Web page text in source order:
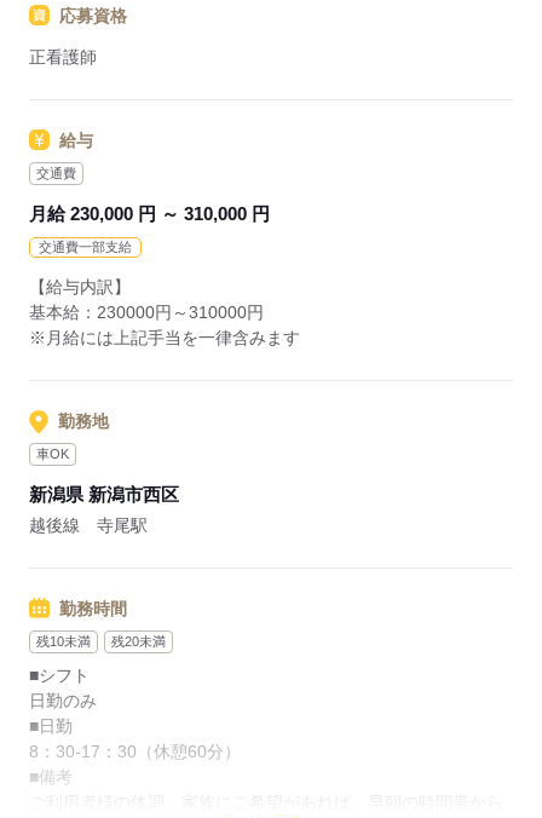
・報告書作成 等
※原則社用車使用（私用車使用の場合は別途手当あり）
＊小児看護に強みを持っている事業所です！
◎オンオフの切り分けがしやすい
残業はほとんど無く、プライベートの時間を大切にすることが
できます。
◎マイカー通勤OK
終業後のお迎えやお出かけにも便利です。
に繋がります。
応募資格
正看護師
給与
交通費
月給 230,000 円 ～ 310,000 円
交通費一部支給
【給与内訳】
基本給：230000円～310000円
※月給には上記手当を一律含みます
勤務地
車OK
新潟県 新潟市西区
越後線 寺尾駅
勤務時間
残10未満 残20未満
■シフト
日勤のみ
■日勤
8：30-17：30（休憩60分）
■備考